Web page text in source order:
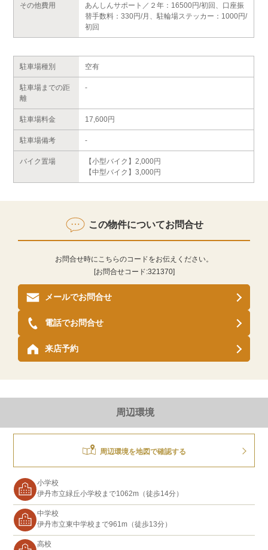
その他費用
あんしんサポート／２年：16500円/初回、口座振
替手数料：330円/月、駐輪場ステッカー：1000円/
初回
駐車場種別 空有
駐車場までの距
離
-
駐車場料金 17,600円
駐車場備考 -
バイク置場
【小型バイク】2,000円
【中型バイク】3,000円
この物件についてお問合せ
お問合せ時にこちらのコードをお伝えください。
[お問合せコード:321370]
メールでお問合せ
来店予約
電話でお問合せ
周辺環境
周辺環境を地図で確認する
小学校
伊丹市立緑丘小学校まで1062m（徒歩14分）
中学校
伊丹市立東中学校まで961m（徒歩13分）
高校